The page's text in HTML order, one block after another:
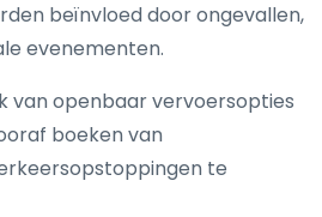
beïnvloed door ongevallen,
evenementen.
van openbaar vervoersopties
boeken van
te